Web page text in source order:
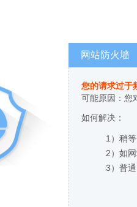
网站防火墙
您的请求过于
可能原因：您
如何解决：
1）稍
2）如
3）普